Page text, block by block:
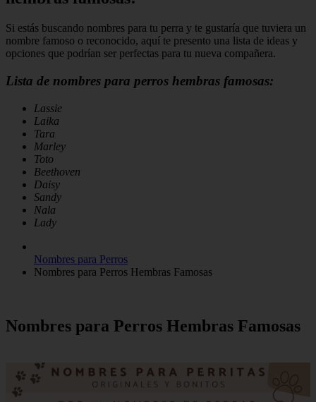
Si estás buscando nombres para tu perra y te gustaría que tuviera un
nombre famoso o reconocido, aquí te presento una lista de ideas y
opciones que podrían ser perfectas para tu nueva compañera.
Lista de nombres para perros hembras famosas:
Lassie
Laika
Tara
Marley
Toto
Beethoven
Daisy
Sandy
Nala
Lady
Nombres para Perros
Nombres para Perros Hembras Famosas
Nombres para Perros Hembras Famosas